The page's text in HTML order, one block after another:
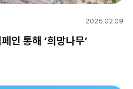
2026.02.09
인 통해 ‘희망나무’